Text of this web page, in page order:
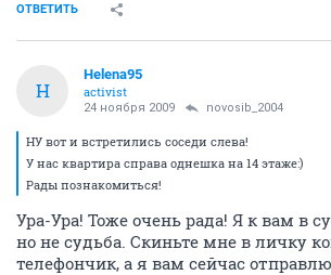
ОТВЕТИТЬ
H
Helena95
activist
24 ноября 2009 novosib_2004
НУ вот и встретились соседи слева!
У нас квартира справа однешка на 14 этаже:)
Рады познакомиться!
Ура-Ура! Тоже очень рада! Я к вам в
но не судьба. Скиньте мне в личку
телефончик, а я вам сейчас